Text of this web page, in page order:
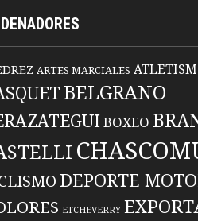
ARTES MARCIALES
BELGRANO
BOXEO
DEPORTE
ETCHEVERRY